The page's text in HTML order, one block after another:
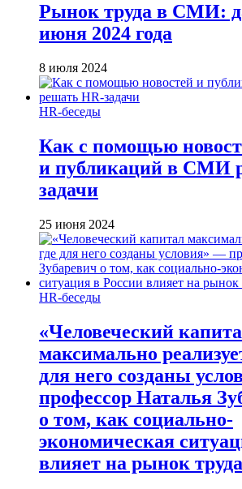
Рынок труда в СМИ:
июня 2024 года
8 июля 2024
HR-беседы
Как с помощью
и публикаций в СМИ
задачи
25 июня 2024
HR-беседы
«Человеческий
максимально
для него созданы
профессор Наталья
о том, как социально-
экономическая
влияет на рынок труда